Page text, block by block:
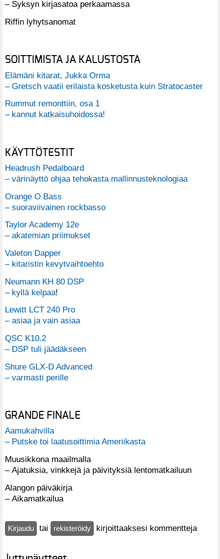
– Syksyn kirjasatoa perkaamassa
Riffin lyhytsanomat
SOITTIMISTA JA KALUSTOSTA
Elämäni kitarat, Jukka Orma
– Gretsch vaatii erilaista kosketusta kuin Stratocaster
Rummut remonttiin, osa 1
– kannut katkaisuhoidossa!
KÄYTTÖTESTIT
Headrush Pedalboard
– värinäyttö ohjaa tehokasta mallinnusteknologiaa
Orange O Bass
– suoraviivainen rockbasso
Taylor Academy 12e
– akatemian priimukset
Valeton Dapper
– kitaristin kevytvaihtoehto
Neumann KH 80 DSP
– kyllä kelpaa!
Lewitt LCT 240 Pro
– asiaa ja vain asiaa
QSC K10.2
– DSP tuli jäädäkseen
Shure GLX-D Advanced
– varmasti perille
GRANDE FINALE
Aamukahvilla
– Putske toi laatusoittimia Ameriikasta
Muusikkona maailmalla
– Ajatuksia, vinkkejä ja päivityksiä lentomatkailuun
Alangon päiväkirja
– Aikamatkailua
Kirjaudu tai rekisteröidy kirjoittaaksesi kommentteja